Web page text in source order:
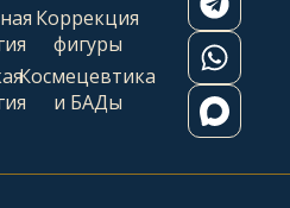
Коррекция
фигуры
Космецевтика
и БАДы